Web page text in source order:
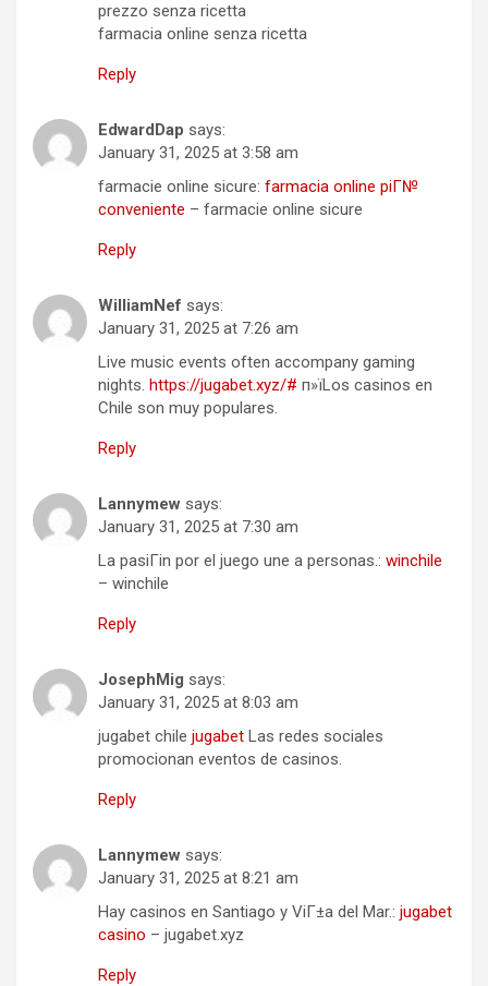
prezzo senza ricetta
farmacia online senza ricetta
Reply
EdwardDap says:
January 31, 2025 at 3:58 am
farmacie online sicure: farmacia online piГ№
conveniente – farmacie online sicure
Reply
WilliamNef says:
January 31, 2025 at 7:26 am
Live music events often accompany gaming
nights. https://jugabet.xyz/# п»їLos casinos en
Chile son muy populares.
Reply
Lannymew says:
January 31, 2025 at 7:30 am
La pasiГіn por el juego une a personas.: winchile
– winchile
Reply
JosephMig says:
January 31, 2025 at 8:03 am
jugabet chile jugabet Las redes sociales
promocionan eventos de casinos.
Reply
Lannymew says:
January 31, 2025 at 8:21 am
Hay casinos en Santiago y ViГ±a del Mar.: jugabet
casino – jugabet.xyz
Reply